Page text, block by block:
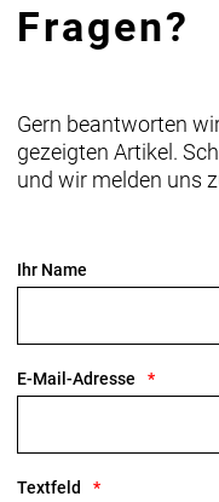
Fragen?
Gern beantworten
gezeigten Artikel.
und wir melden uns
Ihr Name
E-Mail-Adresse
Textfeld